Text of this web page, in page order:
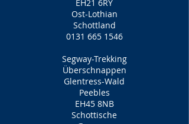
EH21 6RY
Ost-Lothian
Schottland
0131 665 1546
Segway-Trekking
Überschnappen
Glentress-Wald
Peebles
EH45 8NB
Schottische